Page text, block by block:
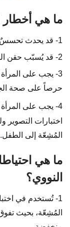
ما هي أخطار
1- قد يحدث تحسسٌ بسيطٌ من المواد المُشِعّة.
2- قد يُسبّب حقن المادة المُشِعّة ألماً خفيفاً.
3- يجب على
حرصاً على صحة
4- يجب على المرأة المرضع إيقاف
اختبارات التصوير
المُشِعّة إلى الطفل.
ما هي
النووي؟
1- تُستخدم في
المُشِعّة، بحيث